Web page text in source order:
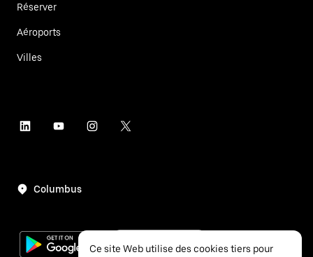
Réserver
Aéroports
Villes
Columbus
Ce site Web utilise des cookies tiers pour